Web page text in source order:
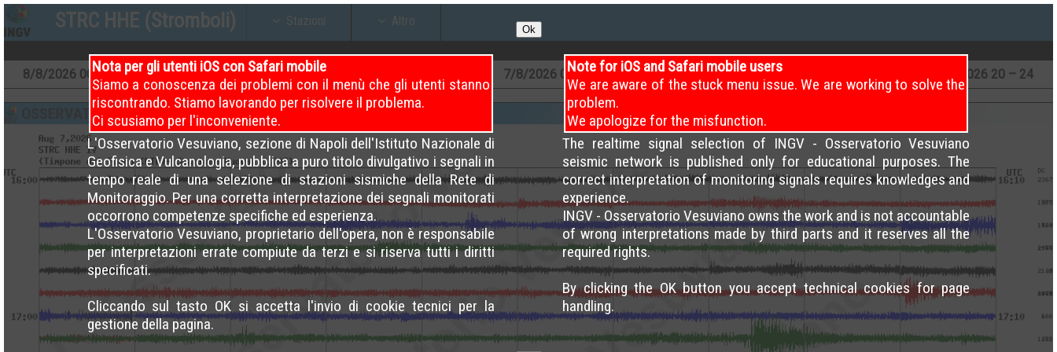
STRC HHE (Stromboli) Stazioni Altro
Ok
Nota per gli utenti iOS con Safari mobile
Siamo a conoscenza dei problemi con il menù che gli utenti stanno
riscontrando. Stiamo lavorando per risolvere il problema.
Ci scusiamo per l'inconveniente.
L'Osservatorio Vesuviano, sezione di Napoli dell'Istituto Nazionale di
Geofisica e Vulcanologia, pubblica a puro titolo divulgativo i segnali in
tempo reale di una selezione di stazioni sismiche della Rete di
Monitoraggio. Per una corretta interpretazione dei segnali monitorati
occorrono competenze specifiche ed esperienza.
L'Osservatorio Vesuviano, proprietario dell'opera, non è responsabile
per interpretazioni errate compiute da terzi e si riserva tutti i diritti
specificati.
Cliccando sul tasto OK si accetta l'invio di cookie tecnici per la
gestione della pagina.
Note for iOS and Safari mobile users
We are aware of the stuck menu issue. We are working to solve the
problem.
We apologize for the misfunction.
The realtime signal selection of INGV - Osservatorio Vesuviano
seismic network is published only for educational purposes. The
correct interpretation of monitoring signals requires knowledges and
experience.
INGV - Osservatorio Vesuviano owns the work and is not accountable
of wrong interpretations made by third parts and it reserves all the
required rights.
By clicking the OK button you accept technical cookies for page
handling.
8/8/202600 – 04 (Attuale) 7 /8/202600 – 04 7/8/2026 08 – 12 7/8/202612 – 16 /8/2026 20 – 24